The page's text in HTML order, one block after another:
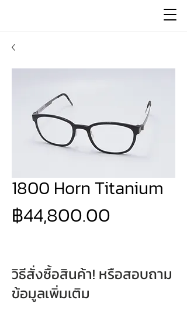
1800 Horn Titanium
฿44,800.00
วิธีสั่งซื้อสินค้า! หรือสอบถาม
ข้อมูลเพิ่มเติม